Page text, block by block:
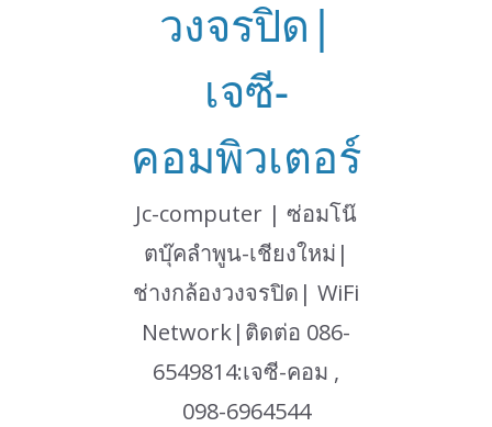
วงจรปิด|
เจซี-
คอมพิวเตอร์
Jc-computer | ซ่อมโน๊
ตบุ๊คลำพูน-เชียงใหม่|
ช่างกล้องวงจรปิด| WiFi
Network|ติดต่อ 086-
6549814:เจซี-คอม ,
098-6964544